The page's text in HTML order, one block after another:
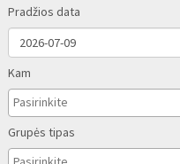
Pradžios data
Kam
Grupės tipas